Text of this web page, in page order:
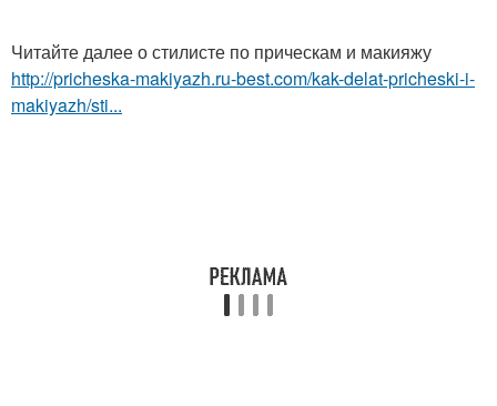
Читайте далее о стилисте по прическам и макияжу
http://pricheska-makiyazh.ru-best.com/kak-delat-pricheski-i-
makiyazh/sti...